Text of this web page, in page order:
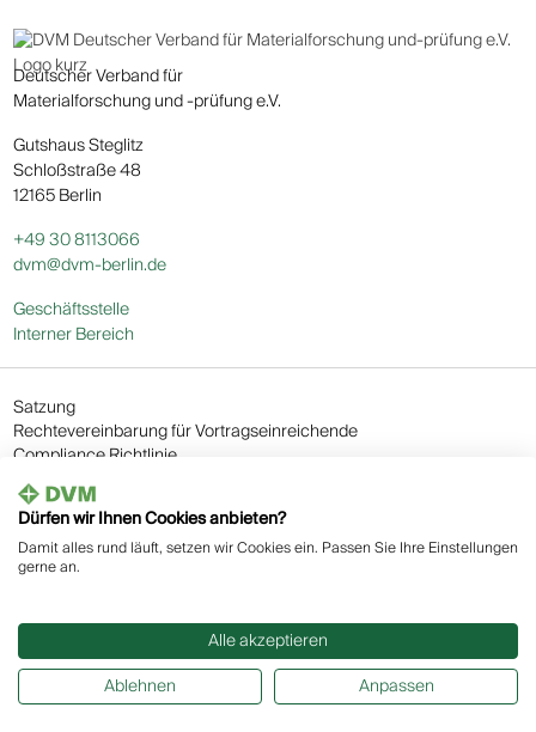
Deutscher Verband für
Materialforschung und -prüfung e.V.
Gutshaus Steglitz
Schloßstraße 48
12165 Berlin
+49 30 8113066
dvm@dvm-berlin.de
Geschäftsstelle
Interner Bereich
Satzung
Rechtevereinbarung für Vortragseinreichende
Compliance Richtlinie
AGB
Impressum
Datenschutz
Cookie Einstellungen
Made with ❤︎ by Eatch
Dürfen wir Ihnen Cookies anbieten?
Damit alles rund läuft, setzen wir Cookies ein. Passen Sie Ihre Einstellungen
gerne an.
Alle akzeptieren
Ablehnen
Anpassen